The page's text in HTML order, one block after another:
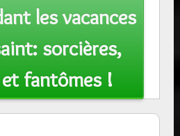
les vacances
sorcières,
fantômes !